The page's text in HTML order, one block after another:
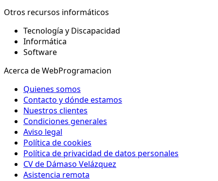
Otros recursos informáticos
Tecnología y Discapacidad
Informática
Software
Acerca de WebProgramacion
Quienes somos
Contacto y dónde estamos
Nuestros clientes
Condiciones generales
Aviso legal
Política de cookies
Política de privacidad de datos personales
CV de Dámaso Velázquez
Asistencia remota